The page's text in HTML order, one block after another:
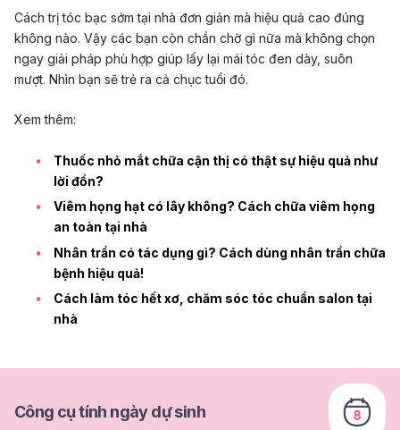
Cách trị tóc bạc sớm tại nhà đơn giản mà hiệu quả cao đúng
không nào. Vậy các bạn còn chần chờ gì nữa mà không chọn
ngay giải pháp phù hợp giúp lấy lại mái tóc đen dày, suôn
mượt. Nhìn bạn sẽ trẻ ra cả chục tuổi đó.
Xem thêm:
Thuốc nhỏ mắt chữa cận thị có thật sự hiệu quả như
lời đồn?
Viêm họng hạt có lây không? Cách chữa viêm họng
an toàn tại nhà
Nhân trần có tác dụng gì? Cách dùng nhân trần chữa
bệnh hiệu quả!
Cách làm tóc hết xơ, chăm sóc tóc chuẩn salon tại
nhà
Công cụ tính ngày dự sinh